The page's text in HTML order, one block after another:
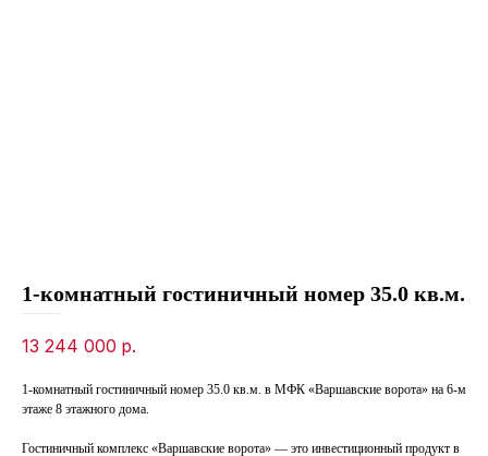
1-комнатный гостиничный номер 35.0 кв.м.
13 244 000 р.
1-комнатный гостиничный номер 35.0 кв.м. в МФК «Варшавские ворота» на 6-м
этаже 8 этажного дома.
Гостиничный комплекс «Варшавские ворота» — это инвестиционный продукт в